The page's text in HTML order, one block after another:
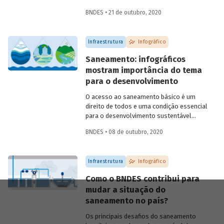
aprovado este ano, e sobre a contribuição
melhorar a qualidades dos serviços no
país.
BNDES • 21 de outubro, 2020
Infraestrutura Infográfico
Saneamento: infográficos
mostram importância do tema
para o desenvolvimento
O acesso ao saneamento básico é um
direito de todos e uma condição essencial
para o desenvolvimento sustentável
importância do tema, preparamos uma
abordando conceitos, situação atual do
país, impactos para população e meio
universalização dos serviços.
BNDES • 08 de outubro, 2020
Infraestrutura Infográfico
Como o BNDES contribui para
mudar a situação do
saneamento no país?
Os principais desafios do saneamento